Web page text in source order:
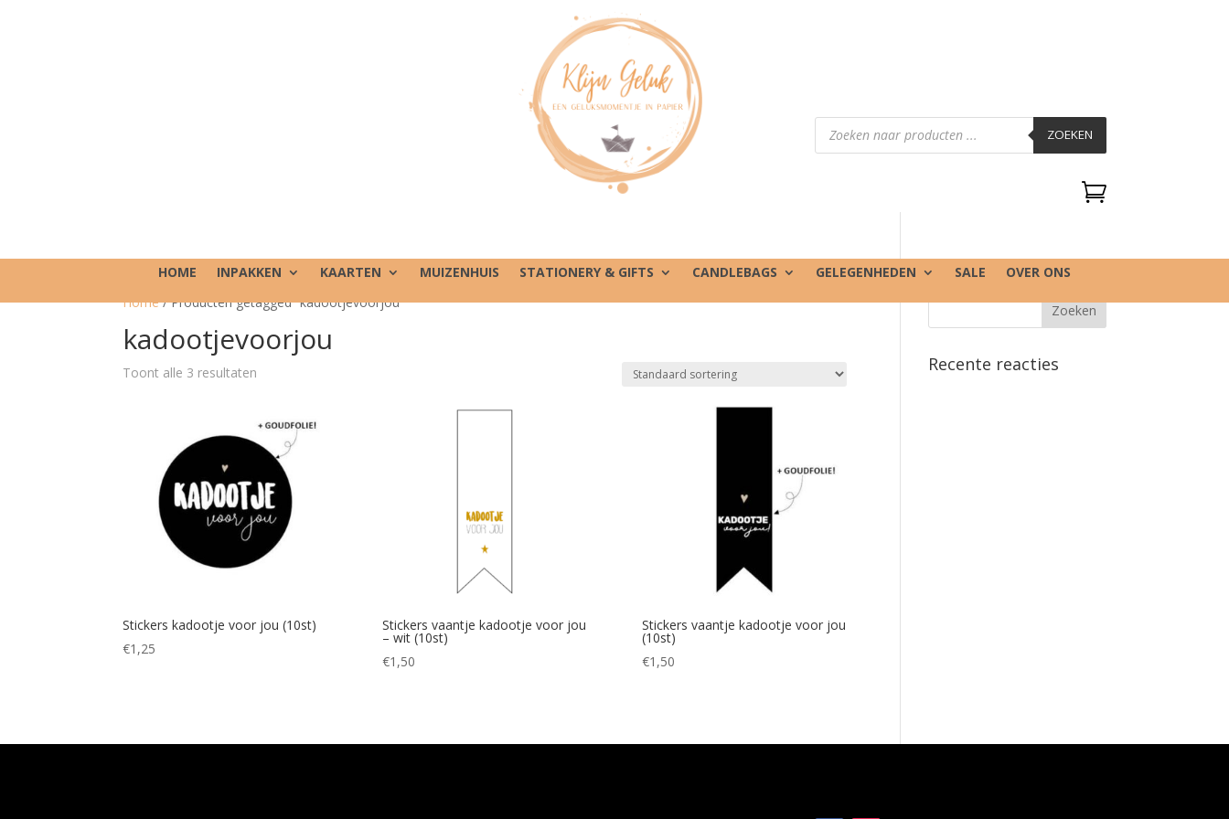
Producten
zoeken ZOEKEN

HOME INPAKKEN KAARTEN MUIZENHUIS STATIONERY & GIFTS CANDLEBAGS GELEGENHEDEN SALE
OVER ONS
Home/ Producten getagged “kadootjevoorjou”
kadootjevoorjou
Toont alle 3 resultaten
Stickers kadootje voor jou (10st)
€1,25
Stickers vaantje kadootje voor jou
– wit (10st)
€1,50
Stickers vaantje kadootje voor jou
(10st)
€1,50
Recente reacties